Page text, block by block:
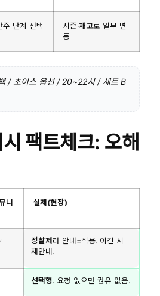
주 단계 선택
시즌·재고로 일부 변
동
/ 초이스 옵션 / 20~22시 / 세트 B
시 팩트체크: 오해
니
실제(현장)
정찰제 라 안내=적용. 이견 시
재안내.
선택형. 요청 없으면 권유 없음.